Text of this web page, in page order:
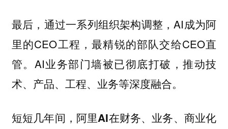
最后，通过一系列组织架构调整，AI成为阿
里的CEO工程，最精锐的部队交给CEO直
管。AI业务部门墙被已彻底打破，推动技
术、产品、工程、业务等深度融合。
短短几年间， 阿里AI在财务、业务、商业化